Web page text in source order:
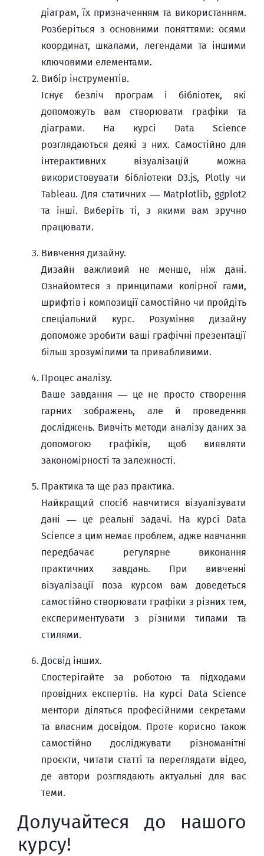
діаграм, їх призначенням та використанням.
Розберіться з основними поняттями: осями
координат, шкалами, легендами та іншими
ключовими елементами.
Вибір інструментів.
Існує безліч програм і бібліотек, які
допоможуть вам створювати графіки та
діаграми. На курсі Data Science
розглядаються деякі з них. Самостійно для
інтерактивних візуалізацій можна
використовувати бібліотеки D3.js, Plotly чи
Tableau. Для статичних — Matplotlib, ggplot2
та інші. Виберіть ті, з якими вам зручно
працювати.
Вивчення дизайну.
Дизайн важливий не менше, ніж дані.
Ознайомтеся з принципами колірної гами,
шрифтів і композиції самостійно чи пройдіть
спеціальний курс. Розуміння дизайну
допоможе зробити ваші графічні презентації
більш зрозумілими та привабливими.
Процес аналізу.
Ваше завдання — це не просто створення
гарних зображень, але й проведення
досліджень. Вивчіть методи аналізу даних за
допомогою графіків, щоб виявляти
закономірності та залежності.
Практика та ще раз практика.
Найкращий спосіб навчитися візуалізувати
дані — це реальні задачі. На курсі Data
Science з цим немає проблем, адже навчання
передбачає регулярне виконання
практичних завдань. При вивченні
візуалізації поза курсом вам доведеться
самостійно створювати графіки з різних тем,
експериментувати з різними типами та
стилями.
Досвід інших.
Спостерігайте за роботою та підходами
провідних експертів. На курсі Data Science
ментори діляться професійними секретами
та власним досвідом. Проте корисно також
самостійно досліджувати різноманітні
проєкти, читати статті та переглядати відео,
де автори розглядають актуальні для вас
теми.
Долучайтеся до нашого
курсу!